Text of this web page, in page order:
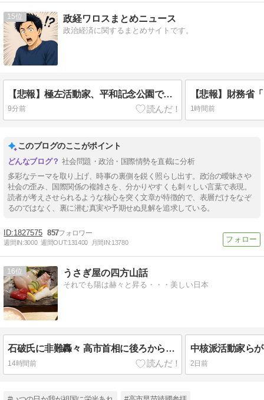
15 政経ワロスまとめニュース
政治経済に関するまとめサイトです。
【悲報】極左活動家、平和記念公園で「座り込んで闘う！」と意気込むも… → 警察に完全排除されてしまう ………
9分前 1時間前
このブログのここがポイント
社会問題・政治・国際情勢を直截に分析
多彩なテーマを取り上げ、時事の裏側を鋭く照らし出す。政治の曖昧さや
社会の歪み、国際関係の複雑さを、分かりやすくも刺々しい言葉で表現。
読者が考えさせられるような核心を突く文章が特徴的で、表層だけをなぞ
るのではなく、裏に潜む真実や予期せぬ見解を追求している。
1827575 857
週間IN:3000 週間OUT:131400 月間IN:13780
16 うさぎ屋の四方山話
それでも陽は赫々と昇る・・・美しい日本
石破氏に非難轟々 高市首相に後ろから〝鉄砲〟
14時間前 2日前